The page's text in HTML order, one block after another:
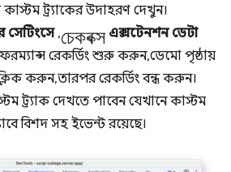
ট্র্যাকের উদাহরণ দেখুন।
সেটিংসে,চেকবক্স এক্সটেনশন ডেটা
রেকর্ডিং শুরু করুন, ডেমো পৃষ্ঠায়
করুন, তারপর রেকর্ডিং বন্ধ করুন।
ট্র্যাক দেখতে পাবেন যেখানে কাস্টম
বিশদ সহ ইভেন্ট রয়েছে।